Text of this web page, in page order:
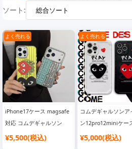
フェンディケース ステューシーケース バ
オフホワイトケース チャンピオンケース
コムデギャルソン ケース ヴェルサーチケース
マイケルコースケース ゴヤールケース カウ
ヴィヴィアン ウエストウッケース
iPhone16/16 Pro/16e/16 Plus/16 Pro Max ケース
iPhone 16 / 16 Pro / 16 Plus / 16 Pro Max ケース
iPhone15/15 Pro/15 Plus/15 Pro Max ケース
ソート:
よく売れる
iPhone17ケース magsafe
対応 コムデギャルソン
iphone17pro/17promax
¥5,500(税込)
よく売れる
コムデギャルソンア
ン12pro12miniケー
Comme des Garçons
¥5,000(税込)